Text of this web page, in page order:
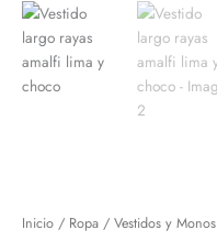
Inicio / Ropa / Vestidos y Monos